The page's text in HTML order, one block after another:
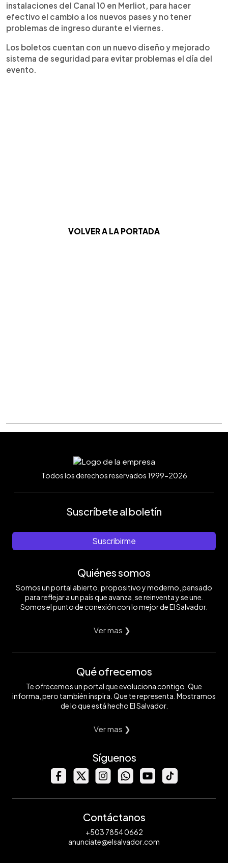
instalaciones del Canal 10 en Merliot, para hacer
efectivo el cambio a los nuevos pases y no tener
problemas de ingreso durante el viernes.
Los boletos cuentan con un nuevo diseño y mejorado
sistema de seguridad para evitar problemas el día del
evento.
VOLVER A LA PORTADA
Todos los derechos reservados 1999-2026
Suscríbete al boletín
Suscribirme
Quiénes somos
Somos un portal abierto, propositivo y moderno, pensado
para reflejar a un país que avanza, se reinventa y se une.
Somos el punto de conexión con lo mejor de El Salvador.
Ver mas ❯
Qué ofrecemos
Te ofrecemos un portal que evoluciona contigo. Que
informa, pero también inspira. Que te representa. Mostramos
de lo que está hecho El Salvador.
Ver mas ❯
Síguenos
Contáctanos
+503 7854 0662
anunciate@elsalvador.com